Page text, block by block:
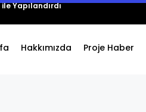
Yapılandırdı
Hakkımızda Proje Haber